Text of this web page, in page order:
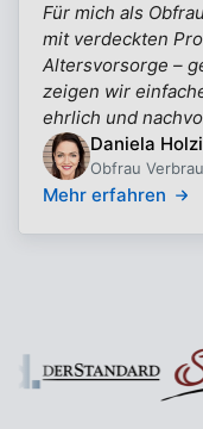
Für mich als
mit verdeckten
Altersvorsorge –
zeigen wir
ehrlich und
Daniela
Obfrau
Mehr erfahren